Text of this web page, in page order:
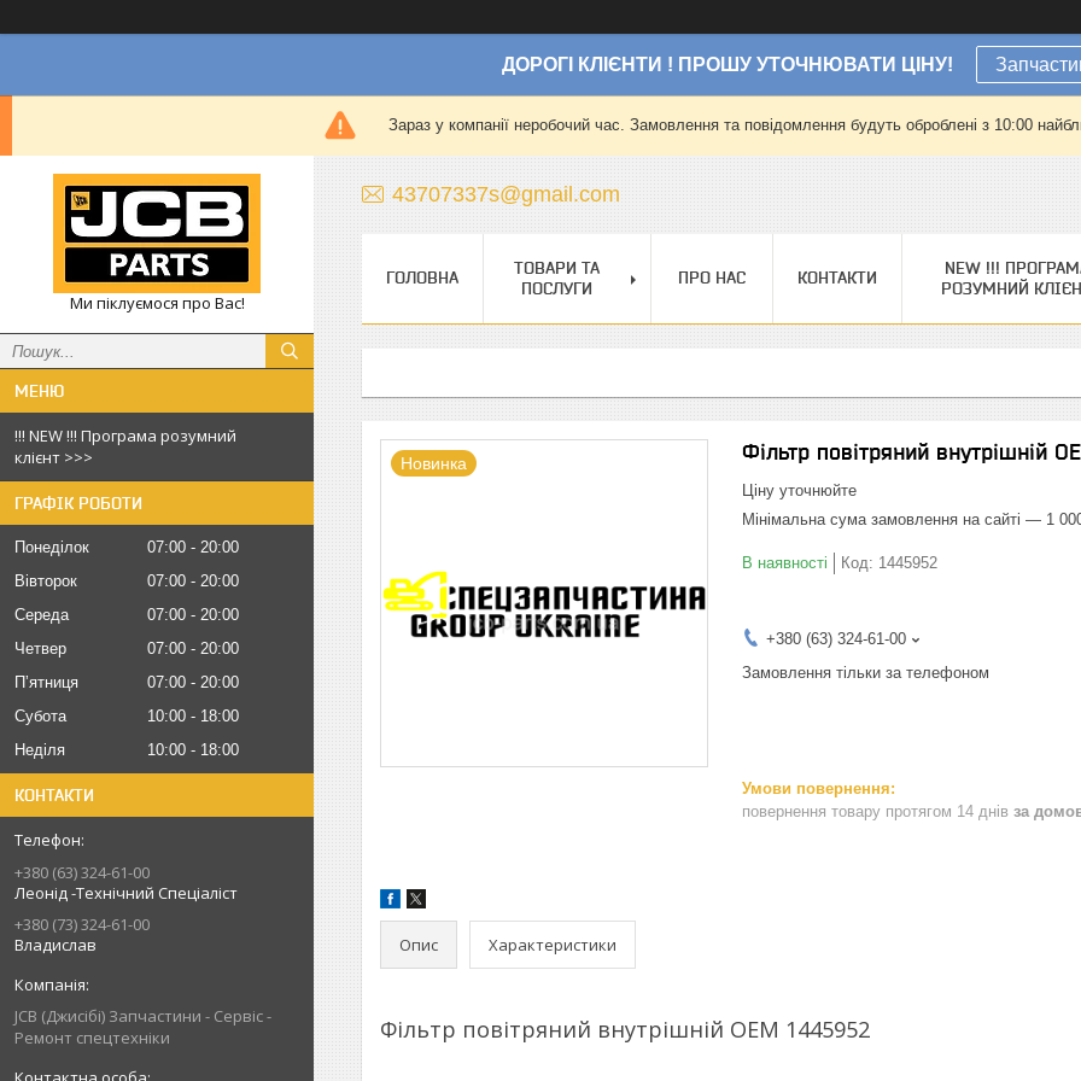
ДОРОГІ КЛІЄНТИ ! ПРОШУ УТОЧНЮВАТИ ЦІНУ!
Зараз у компанії неробочий час. Замовлення та повідомлення будуть оброблені з 10:00
Ми піклуємося про Вас!
!!! NEW !!! Програма розумний
клієнт >>>
ГРАФІК РОБОТИ
Понеділок 07:00
20:00
Вівторок
07:00
20:00
Середа
07:00
20:00
Четвер
07:00
20:00
Пʼятниця
07:00
20:00
Субота
10:00
18:00
Неділя
10:00 18:00
КОНТАКТИ
+380 (63) 324-61-00
Леонід -Технічний Спеціаліст
+380 (73) 324-61-00
Владислав
JCB (Джисібі) Запчастини - Сервіс -
Ремонт спецтехніки
43707337s@gmail.com
ГОЛОВНА
ТОВАРИ ТА
ПОСЛУГИ
ПРО НАС КОНТАКТИ
NEW !!!
РОЗУМНИЙ
Новинка Фільтр повітряний внутрішній
Ціну уточнюйте
Мінімальна сума замовлення на сайті — 1
В наявності Код: 1445952
+380 (63) 324-61-00
Замовлення тільки за телефоном
повернення товару протягом 14 днів за
Опис Характеристики
Фільтр повітряний внутрішній OEM 1445952